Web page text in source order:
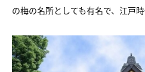
の梅の名所としても有名で、江戸